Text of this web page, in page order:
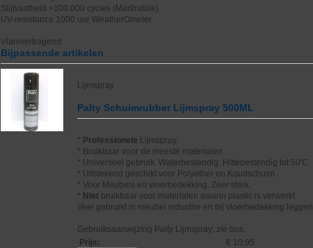
Slijtvastheid >100.000 cycles (Martindale)
UV-resistance 1000 uur WeatherOmeter
Vlamvertragend
Bijpassende artikelen
Lijmspray
Palty Schuimrubber Lijmspray 500ML
* Professionele Lijmspray.
* Bruikbaar voor de meeste materialen.
* Universeel gebruik. Waterbestendig. Hittebestendig tot 50'C
* Uitstekend geschikt voor Polyether en Koudschuim.
* Voor Meubels en vloerbedekking, Zeer sterk.
* Niet bruikbaar voor materialen waarin plastic is verwerkt.
Veel gebruikt in meubel industrie en bij vloerbedekking leggen.
Gebruiksaanwijzing Palty Lijmspray; zie bus.
Prijs:
€ 10,95